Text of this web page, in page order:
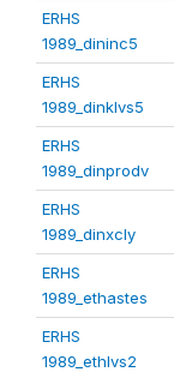
ERHS
1989_dininc5
ERHS
1989_dinklvs5
ERHS
1989_dinprodv
ERHS
1989_dinxcly
ERHS
1989_ethastes
ERHS
1989_ethlvs2